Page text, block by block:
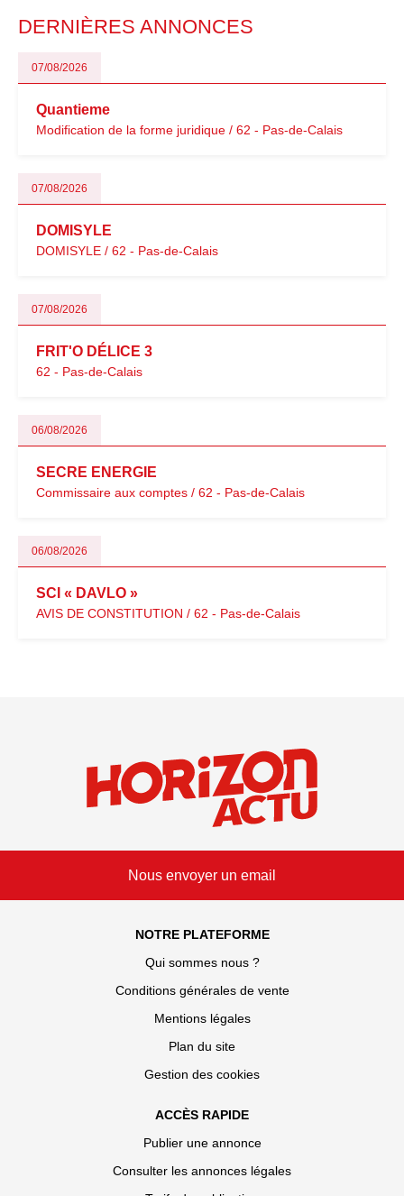
DERNIÈRES ANNONCES
07/08/2026
Quantieme
Modification de la forme juridique / 62 - Pas-de-Calais
07/08/2026
DOMISYLE
DOMISYLE / 62 - Pas-de-Calais
07/08/2026
FRIT'O DÉLICE 3
62 - Pas-de-Calais
06/08/2026
SECRE ENERGIE
Commissaire aux comptes / 62 - Pas-de-Calais
06/08/2026
SCI « DAVLO »
AVIS DE CONSTITUTION / 62 - Pas-de-Calais
Nous envoyer un email
NOTRE PLATEFORME
Qui sommes nous ?
Conditions générales de vente
Mentions légales
Plan du site
Gestion des cookies
ACCÈS RAPIDE
Publier une annonce
Consulter les annonces légales